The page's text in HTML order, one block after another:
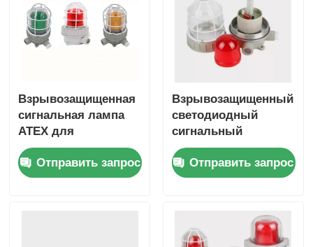
Взрывозащищенная
сигнальная лампа
ATEX для
нефтегазовой,
химической
промышленности и
Отправить запрос
Взрывозащищенный
светодиодный
сигнальный
светильник с
сиреной
Отправить запрос